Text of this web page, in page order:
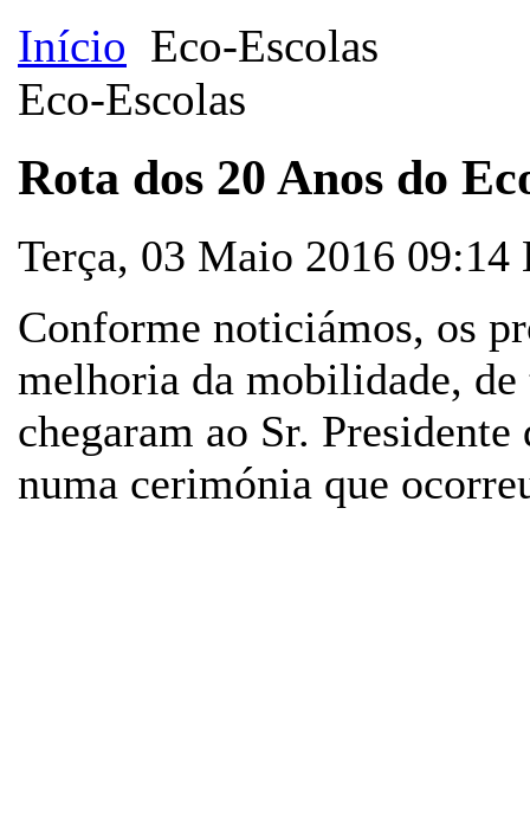
Início Eco-Escolas
Eco-Escolas
Rota dos 20 Anos do
Terça, 03 Maio 2016 09:14
Conforme noticiámos, os
melhoria da mobilidade,
chegaram ao Sr.
numa cerimónia que